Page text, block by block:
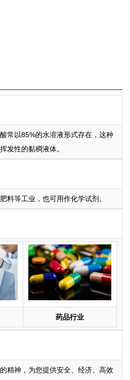
常以85%的水溶液形式存在，这种
发性的黏稠液体。
料等工业，也可用作化学试剂。
药品行业
精神，为您提供安全、经济、高效